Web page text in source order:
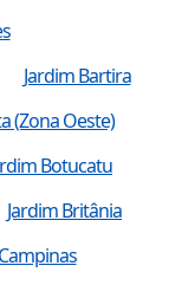
Jardim Bartira
(Zona Oeste)
Botucatu
Jardim Britânia